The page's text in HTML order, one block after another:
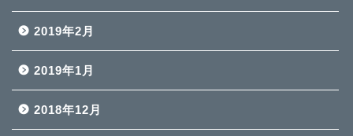
2019年2月
2019年1月
2018年12月